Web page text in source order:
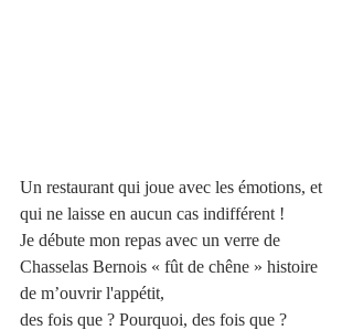
Un restaurant qui joue avec les émotions, et
qui ne laisse en aucun cas indifférent !
Je débute mon repas avec un verre de
Chasselas Bernois « fût de chêne » histoire
de m’ouvrir l'appétit,
des fois que ? Pourquoi, des fois que ?